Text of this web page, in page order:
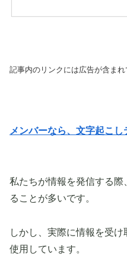
記事内のリンクには広告が含まれ
メンバーなら、文字起こ
私たちが情報を発信する
ることが多いです。
しかし、実際に情報を受
使用しています。